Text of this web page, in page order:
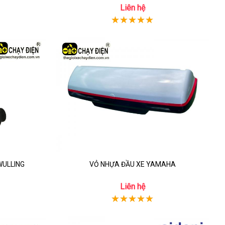
Liên hệ
VỎ NHỰA ĐẦU XE YAMAHA
Liên hệ